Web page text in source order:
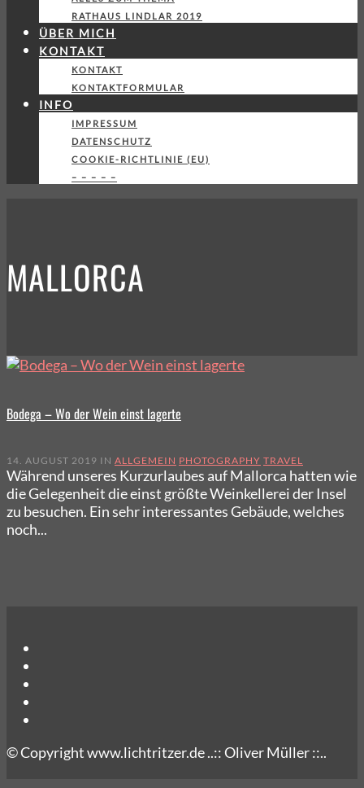
RATHAUS LINDLAR 2019
ÜBER MICH
KONTAKT
KONTAKT
KONTAKTFORMULAR
INFO
IMPRESSUM
DATENSCHUTZ
COOKIE-RICHTLINIE (EU)
– – – – –
MALLORCA
Bodega – Wo der Wein einst lagerte
14. AUGUST 2019 IN ALLGEMEIN PHOTOGRAPHY TRAVEL
Während unseres Kurzurlaubes auf Mallorca hatten wie
die Gelegenheit die einst größte Weinkellerei der Insel
zu besuchen. Ein sehr interessantes Gebäude, welches
noch...
© Copyright www.lichtritzer.de ..:: Oliver Müller ::..